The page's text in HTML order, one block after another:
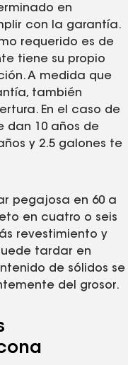
en
con la garantía.
requerido es de
tiene su propio
A medida que
también
En el caso de
dan 10 años de
y 2.5 galones te
pegajosa en 60 a
en cuatro o seis
revestimiento y
tardar en
de sólidos se
del grosor.